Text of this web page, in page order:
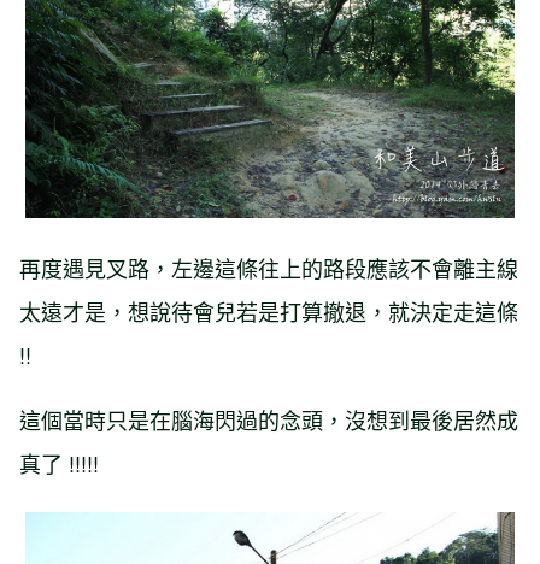
再度遇見叉路，左邊這條往上的路段應該不會離主線
太遠才是，想說待會兒若是打算撤退，就決定走這條
!!
這個當時只是在腦海閃過的念頭，沒想到最後居然成
真了 !!!!!